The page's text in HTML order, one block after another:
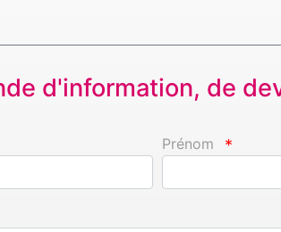
d'information, de
Prénom *